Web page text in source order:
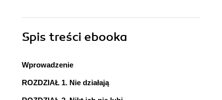
Spis treści ebooka
Wprowadzenie
ROZDZIAŁ 1. Nie działają